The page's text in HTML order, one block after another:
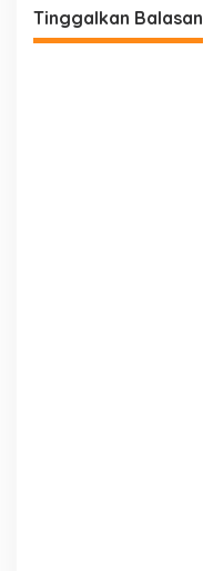
Tinggalkan Balasan